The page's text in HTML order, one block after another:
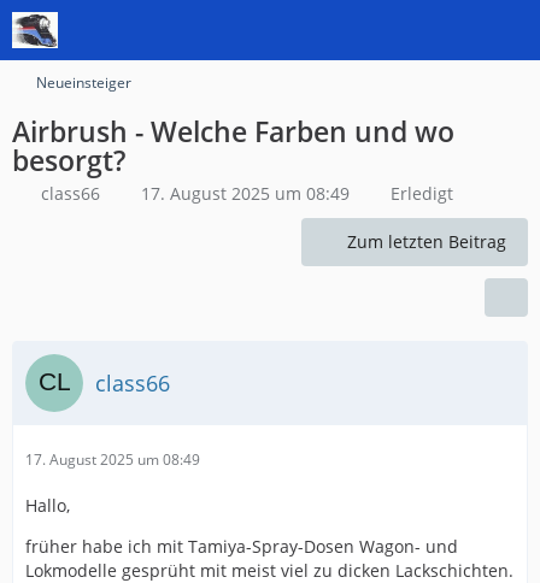
Neueinsteiger
Airbrush - Welche Farben und wo
besorgt?
class66 17. August 2025 um 08:49 Erledigt
Zum letzten Beitrag
class66
17. August 2025 um 08:49
Hallo,
früher habe ich mit Tamiya-Spray-Dosen Wagon- und
Lokmodelle gesprüht mit meist viel zu dicken Lackschichten.